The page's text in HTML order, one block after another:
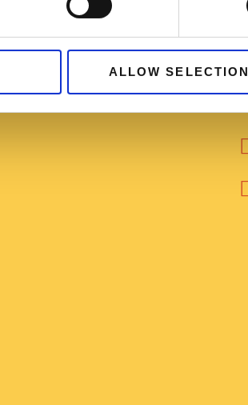
ALLOW SELECTION